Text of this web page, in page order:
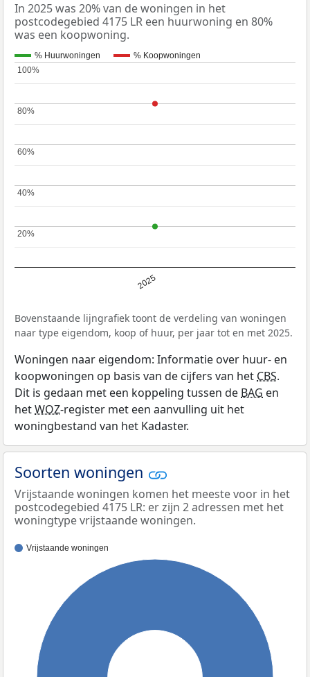
In 2025 was 20% van de woningen in het
postcodegebied 4175 LR een huurwoning en 80%
was een koopwoning.
% Huurwoningen % Koopwoningen
2025
20%
20%
40%
40%
60%
60%
80%
80%
100%
100%
Bovenstaande lijngrafiek toont de verdeling van woningen
naar type eigendom, koop of huur, per jaar tot en met 2025.
Woningen naar eigendom: Informatie over huur- en
koopwoningen op basis van de cijfers van het CBS.
Dit is gedaan met een koppeling tussen de BAG en
hetWOZ-register met een aanvulling uit het
woningbestand van het Kadaster.
Soorten woningen
Vrijstaande woningen komen het meeste voor in het
postcodegebied 4175 LR: er zijn 2 adressen met het
woningtype vrijstaande woningen.
Vrijstaande woningen